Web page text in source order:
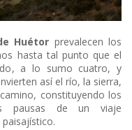
Huétor prevalecen los
hasta tal punto que el
a lo sumo cuatro, y
así el río, la sierra,
constituyendo los
pausas de un viaje